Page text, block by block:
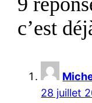
c’est
28 juillet